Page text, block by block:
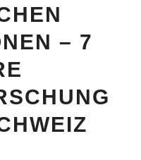
– 7